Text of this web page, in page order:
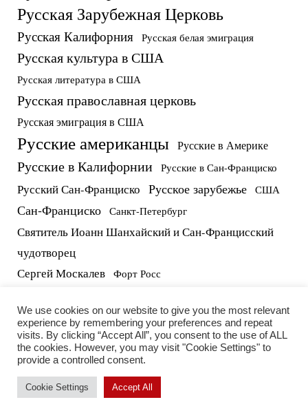
Русская Зарубежная Церковь
Русская Калифорния Русская белая эмиграция
Русская культура в США
Русская литература в США
Русская православная церковь
Русская эмиграция в США
Русские американцы Русские в Америке
Русские в Калифорнии Русские в Сан-Франциско
Русский Сан-Франциско Русское зарубежье США
Сан-Франциско Санкт-Петербург
Святитель Иоанн Шанхайский и Сан-Францисский
чудотворец
Сергей Москалев Форт Росс
We use cookies on our website to give you the most relevant
experience by remembering your preferences and repeat
visits. By clicking “Accept All”, you consent to the use of ALL
the cookies. However, you may visit "Cookie Settings" to
provide a controlled consent.
Cookie Settings Accept All